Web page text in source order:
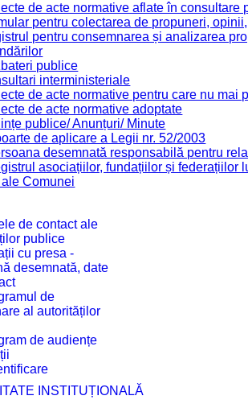
de acte normative aflate în consultare
pentru colectarea de propuneri,
pentru consemnarea și analizarea
publice
interministeriale
de acte normative pentru care nu mai
de acte normative adoptate
publice/ Anunțuri/ Minute
de aplicare a Legii nr. 52/2003
desemnată responsabilă pentru
asociațiilor, fundațiilor și federațiilor
Comunei
de contact ale
publice
cu presa -
desemnată, date
de
al autorităților
de audiențe
INSTITUȚIONALĂ